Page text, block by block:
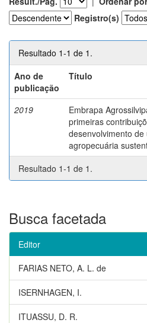
Registro(s)
Resultado 1-1 de 1.
Ano de
publicação
Título
2019
Embrapa
primeiras
desenvolvimento de
agropecuária
Resultado 1-1 de 1.
Busca facetada
Editor
FARIAS NETO, A. L. de
ISERNHAGEN, I.
ITUASSU, D. R.